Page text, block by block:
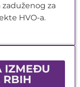
za
HVO-a.
IZMEĐU
RBIH